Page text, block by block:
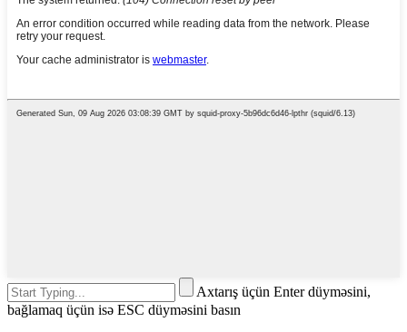
Axtarış üçün Enter düyməsini,
bağlamaq üçün isə ESC düyməsini basın